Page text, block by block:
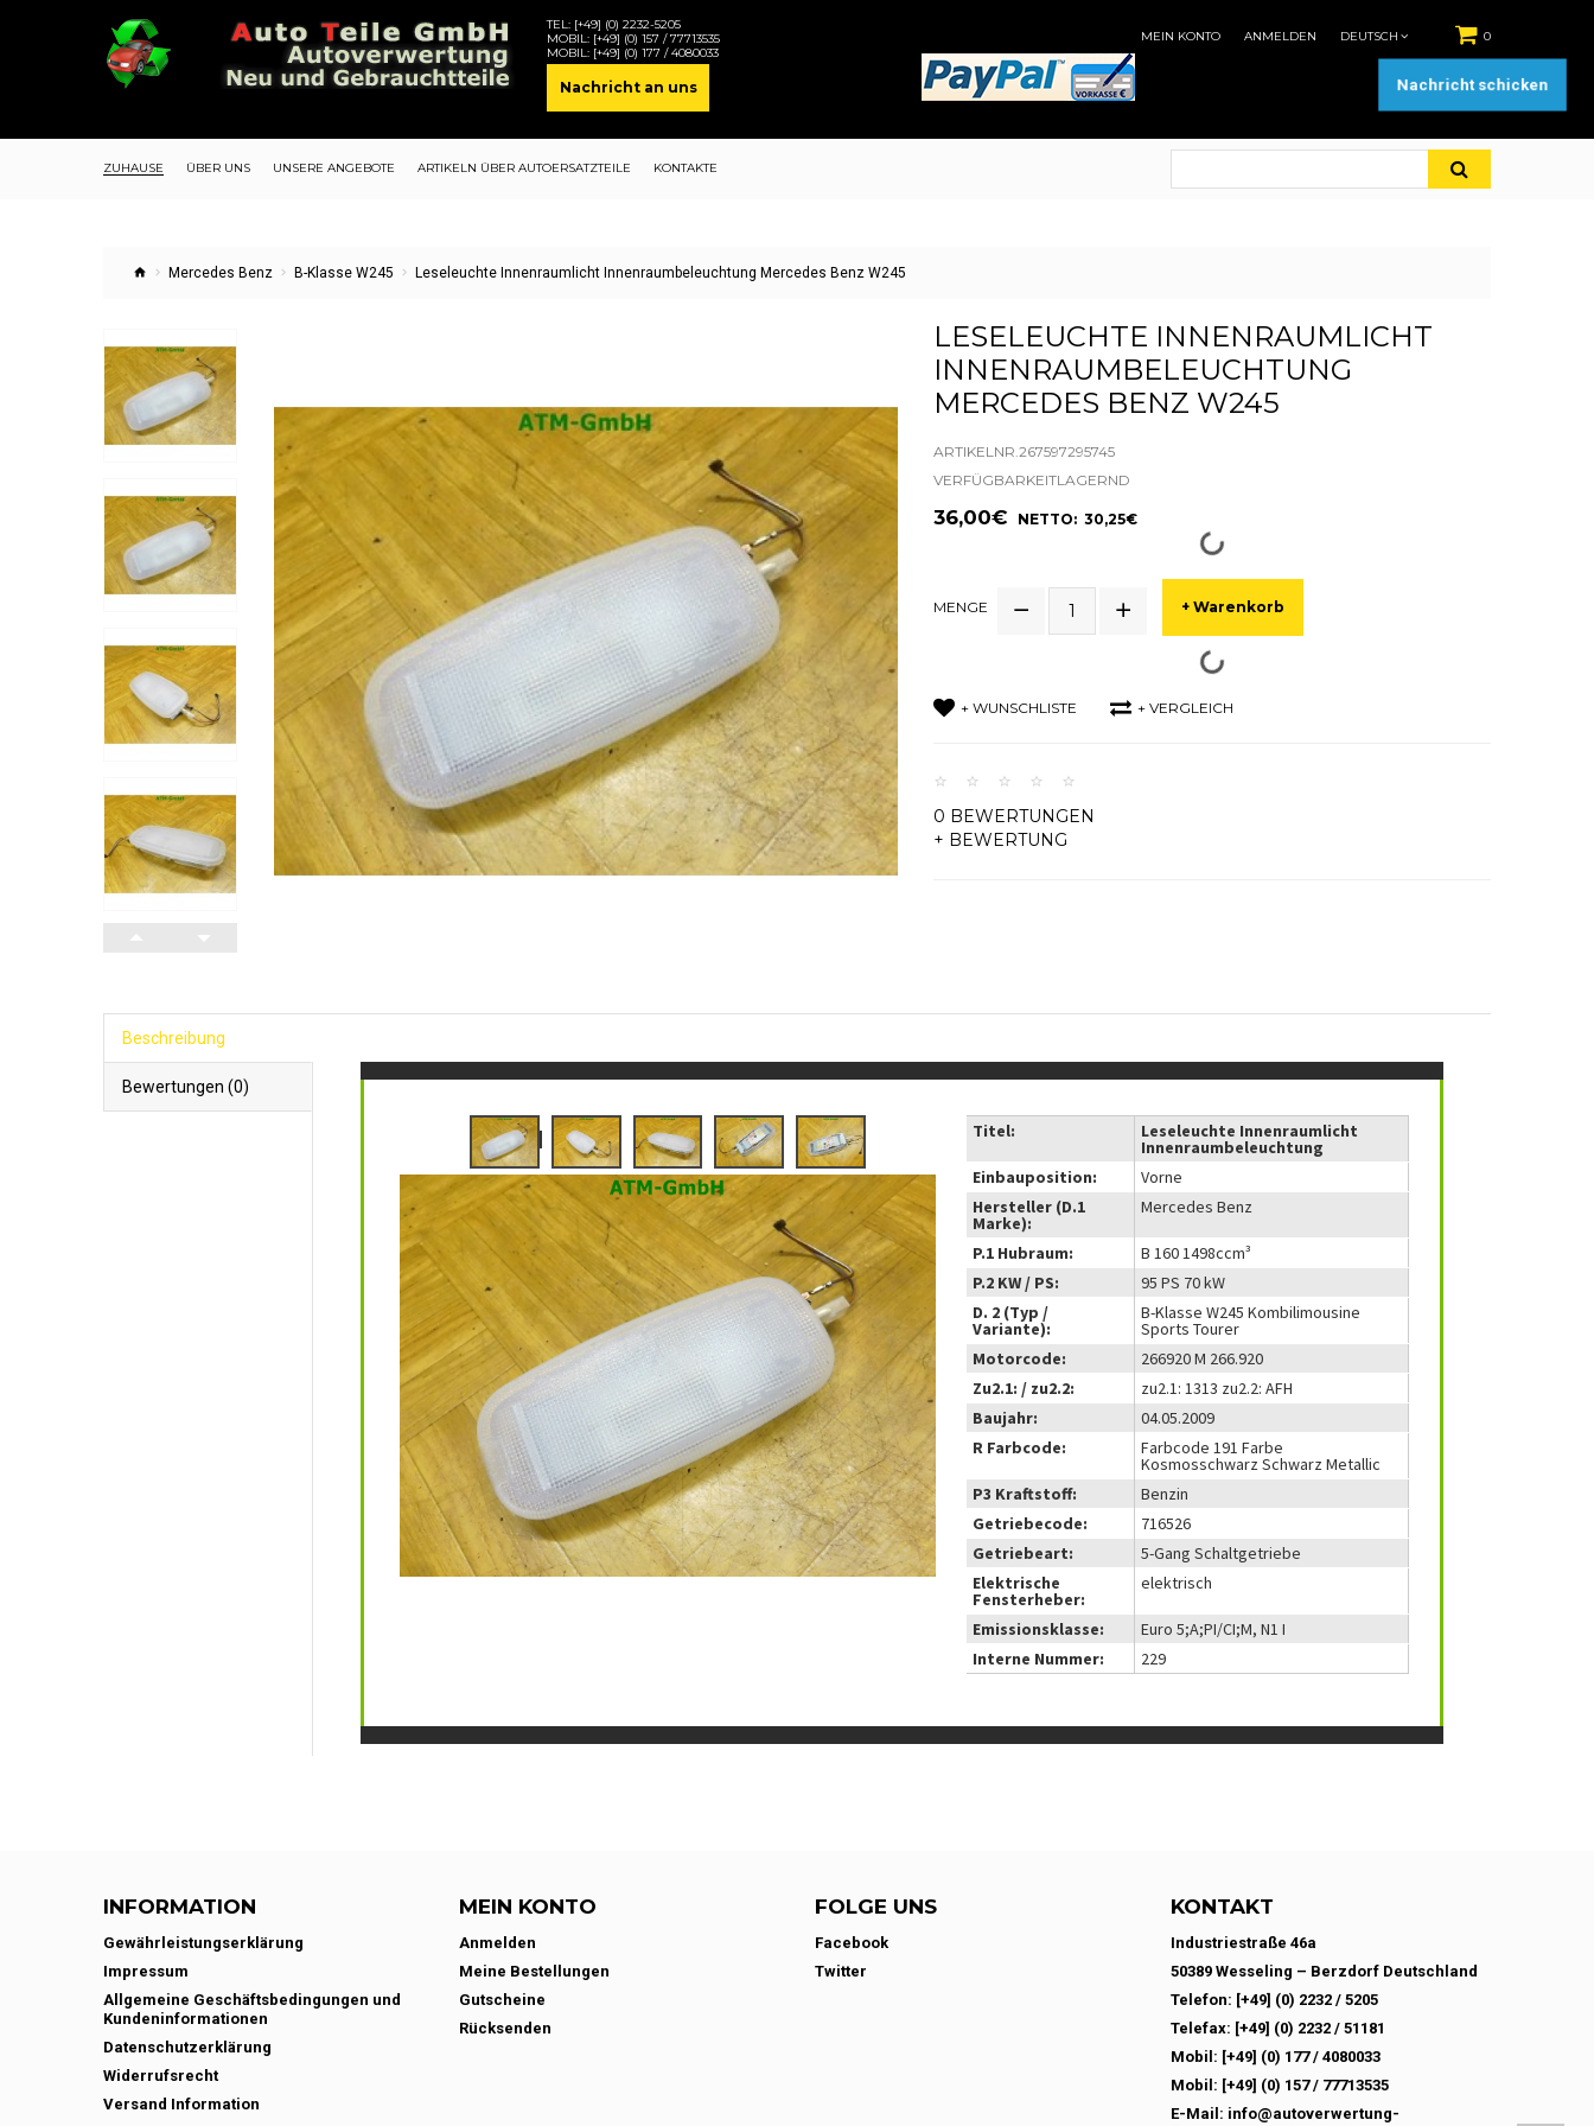
TEL: [+49] (0) 2232-5205
MOBIL: [+49] (0) 157 / 77713535
MOBIL: [+49] (0) 177 / 4080033
Nachricht an uns
0
MEIN KONTO ANMELDEN DEUTSCH
ZUHAUSE ÜBER UNS UNSERE ANGEBOTE ARTIKELN ÜBER AUTOERSATZTEILE KONTAKTE
Mercedes Benz B-Klasse W245 Leseleuchte Innenraumlicht Innenraumbeleuchtung Mercedes Benz W245
LESELEUCHTE INNENRAUMLICHT
INNENRAUMBELEUCHTUNG
MERCEDES BENZ W245
ARTIKELNR.267597295745
VERFÜGBARKEITLAGERND
36,00€ NETTO: 30,25€
MENGE + Warenkorb
+ WUNSCHLISTE + VERGLEICH
0 BEWERTUNGEN
+ BEWERTUNG
Beschreibung
Bewertungen (0)
Titel: Leseleuchte Innenraumlicht
Innenraumbeleuchtung
Einbauposition:
Vorne
Hersteller (D.1
Marke):
Mercedes Benz
P.1 Hubraum:
B 160 1498ccm³
P.2 KW / PS:
95 PS 70 kW
D. 2 (Typ /
Variante):
B-Klasse W245 Kombilimousine
Sports Tourer
Motorcode:
266920 M 266.920
Zu2.1: / zu2.2:
zu2.1: 1313 zu2.2: AFH
Baujahr:
04.05.2009
R Farbcode:
Farbcode 191 Farbe
Kosmosschwarz Schwarz Metallic
P3 Kraftstoff:
Benzin
Getriebecode:
716526
Getriebeart:
5-Gang Schaltgetriebe
Elektrische
Fensterheber:
elektrisch
Emissionsklasse:
Euro 5;A;PI/CI;M, N1 I
Interne Nummer:
229
INFORMATION
Gewährleistungserklärung
Impressum
Allgemeine Geschäftsbedingungen und
Kundeninformationen
Datenschutzerklärung
Widerrufsrecht
Versand Information
MEIN KONTO
Anmelden
Meine Bestellungen
Gutscheine
Rücksenden
FOLGE UNS
Facebook
Twitter
KONTAKT
Industriestraße 46a
50389 Wesseling – Berzdorf Deutschland
Telefon: [+49] (0) 2232 / 5205
Telefax: [+49] (0) 2232 / 51181
Mobil: [+49] (0) 177 / 4080033
Mobil: [+49] (0) 157 / 77713535
E-Mail: info@autoverwertung-
Nachricht schicken